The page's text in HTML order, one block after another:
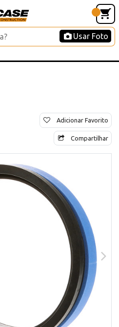
Usar Foto
Adicionar Favorito
Compartilhar